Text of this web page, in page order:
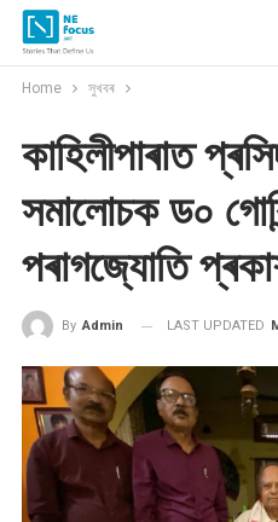
Home সুখবৰ
কাহিলীপাৰাত
সমালোচক ড০
পৰাগজ্যোতি
By Admin LAST UPDATED